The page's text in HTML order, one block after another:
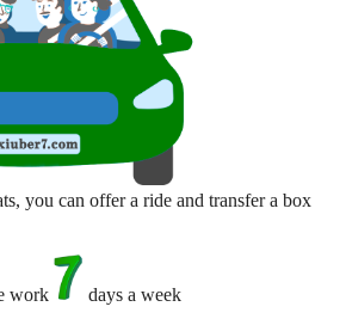
you can offer a ride and transfer a box
work days a week